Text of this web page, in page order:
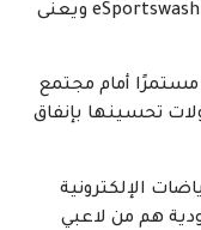
Lille الفرنسية مصطلح جديد يدعى “eSportswashing ويعنى
أمام مجتمع
تحسينها بإنفاق
الإلكترونية
السعودية هم من لاعبي